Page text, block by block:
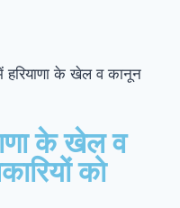
हरियाणा के खेल व कानून
के खेल व
को